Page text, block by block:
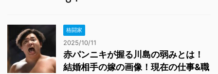
格闘家
2025/10/11
赤パンニキが握る川島の弱みとは！
結婚相手の嫁の画像！現在の仕事&職